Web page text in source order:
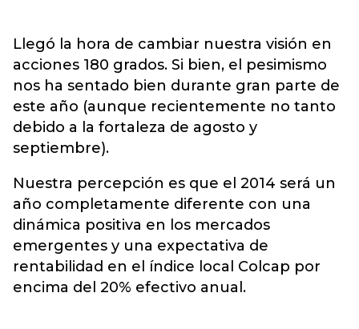
Llegó la hora de cambiar nuestra visión en
acciones 180 grados. Si bien, el pesimismo
nos ha sentado bien durante gran parte de
este año (aunque recientemente no tanto
debido a la fortaleza de agosto y
septiembre).
Nuestra percepción es que el 2014 será un
año completamente diferente con una
dinámica positiva en los mercados
emergentes y una expectativa de
rentabilidad en el índice local Colcap por
encima del 20% efectivo anual.